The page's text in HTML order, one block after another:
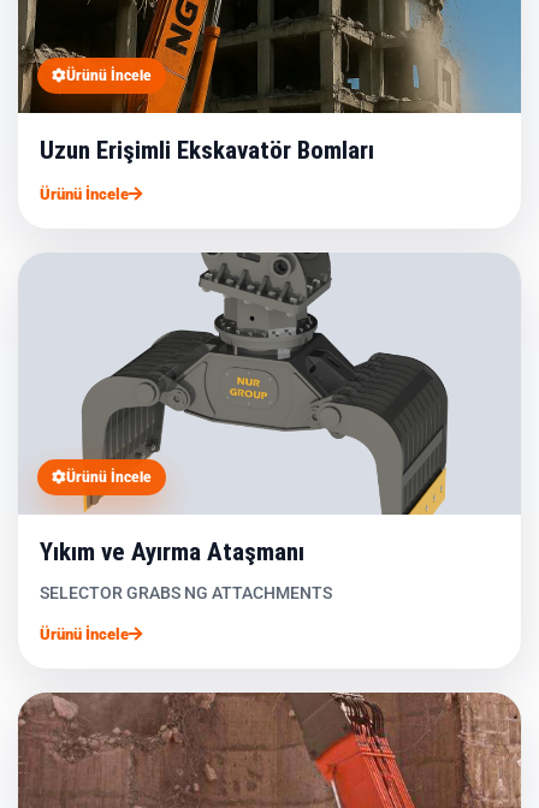
Ürünü İncele
Uzun Erişimli Ekskavatör Bomları
Ürünü İncele
Ürünü İncele
Yıkım ve Ayırma Ataşmanı
SELECTOR GRABS NG ATTACHMENTS
Ürünü İncele